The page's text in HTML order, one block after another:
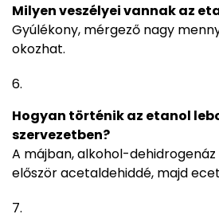
Milyen veszélyei vannak az
Gyúlékony, mérgező nagy
okozhat.
Hogyan történik az etanol
szervezetben?
A májban, alkohol-
először acetaldehiddé, majd